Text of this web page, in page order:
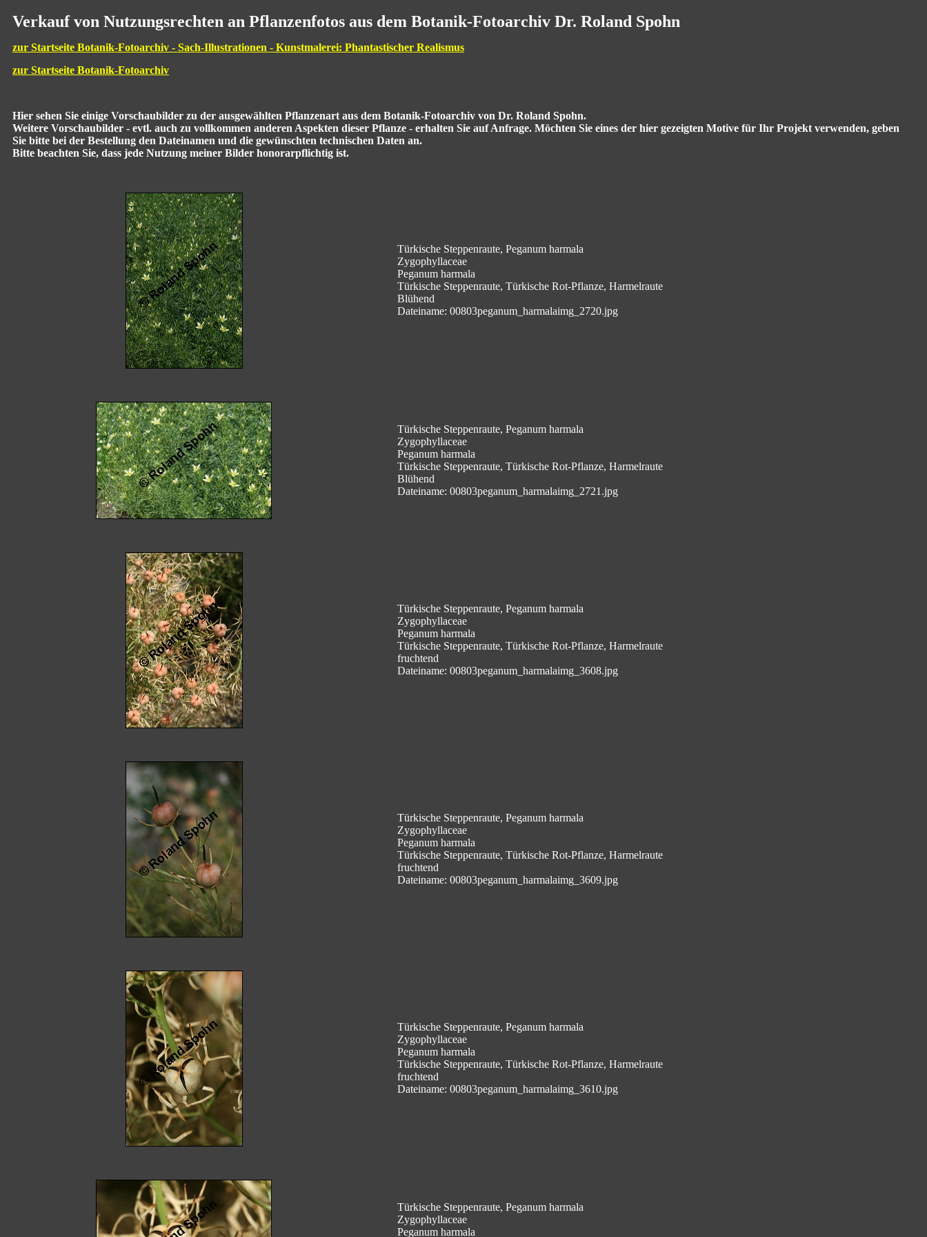
Verkauf von Nutzungsrechten an Pflanzenfotos aus dem Botanik-Fotoarchiv Dr. Roland Spohn
zur Startseite Botanik-Fotoarchiv - Sach-Illustrationen - Kunstmalerei: Phantastischer Realismus
zur Startseite Botanik-Fotoarchiv
Hier sehen Sie einige Vorschaubilder zu der ausgewählten Pflanzenart aus dem Botanik-Fotoarchiv von Dr. Roland Spohn.
Weitere Vorschaubilder - evtl. auch zu vollkommen anderen Aspekten dieser Pflanze - erhalten Sie auf Anfrage. Möchten Sie eines der hier gezeigten Motive für Ihr Projekt verwenden, geben
Sie bitte bei der Bestellung den Dateinamen und die gewünschten technischen Daten an.
Bitte beachten Sie, dass jede Nutzung meiner Bilder honorarpflichtig ist.
Türkische Steppenraute, Peganum harmala
Zygophyllaceae
Peganum harmala
Türkische Steppenraute, Türkische Rot-Pflanze, Harmelraute
Blühend
Dateiname: 00803peganum_harmalaimg_2720.jpg
Türkische Steppenraute, Peganum harmala
Zygophyllaceae
Peganum harmala
Türkische Steppenraute, Türkische Rot-Pflanze, Harmelraute
Blühend
Dateiname: 00803peganum_harmalaimg_2721.jpg
Türkische Steppenraute, Peganum harmala
Zygophyllaceae
Peganum harmala
Türkische Steppenraute, Türkische Rot-Pflanze, Harmelraute
fruchtend
Dateiname: 00803peganum_harmalaimg_3608.jpg
Türkische Steppenraute, Peganum harmala
Zygophyllaceae
Peganum harmala
Türkische Steppenraute, Türkische Rot-Pflanze, Harmelraute
fruchtend
Dateiname: 00803peganum_harmalaimg_3609.jpg
Türkische Steppenraute, Peganum harmala
Zygophyllaceae
Peganum harmala
Türkische Steppenraute, Türkische Rot-Pflanze, Harmelraute
fruchtend
Dateiname: 00803peganum_harmalaimg_3610.jpg
Türkische Steppenraute, Peganum harmala
Zygophyllaceae
Peganum harmala